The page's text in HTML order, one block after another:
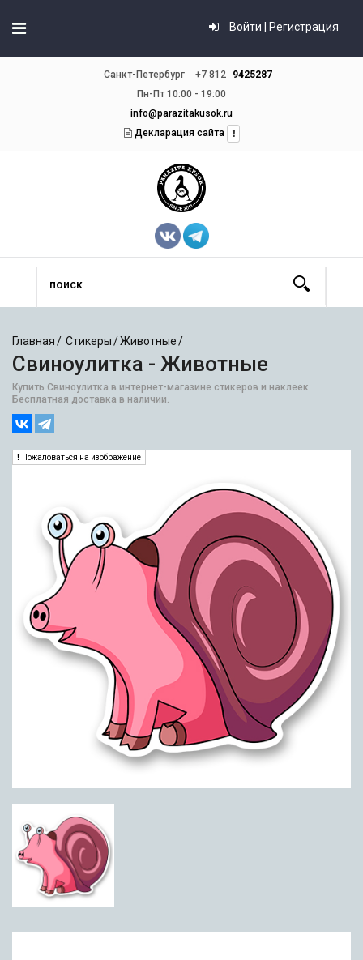
Войти | Регистрация
Санкт-Петербург +7 812
9425287
Пн-Пт 10:00 - 19:00
info@parazitakusok.ru
Декларация сайта
Главная Стикеры Животные
Свиноулитка - Животные
Купить Свиноулитка в интернет-магазине стикеров и наклеек.
Бесплатная доставка в наличии.
Пожаловаться на изображение